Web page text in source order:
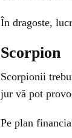
În dragoste,
Scorpion
Scorpionii
jur vă pot
Pe plan